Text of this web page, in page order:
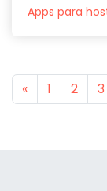
Apps para
«Previous
1 2 3